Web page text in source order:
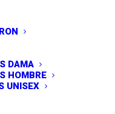
DAMA
HOMBRE
UNISEX